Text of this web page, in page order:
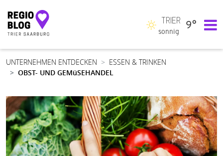
Hauptnavigation
TRIER
sonnig
9°
UNTERNEHMEN ENTDECKEN
ESSEN & TRINKEN
OBST- UND GEMüSEHANDEL